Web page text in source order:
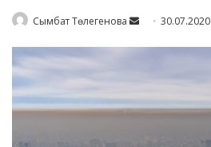
Сымбат Төлегенова
Send 30.07.2020